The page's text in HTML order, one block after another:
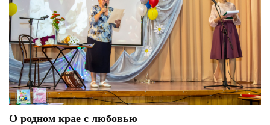
О родном крае с любовью